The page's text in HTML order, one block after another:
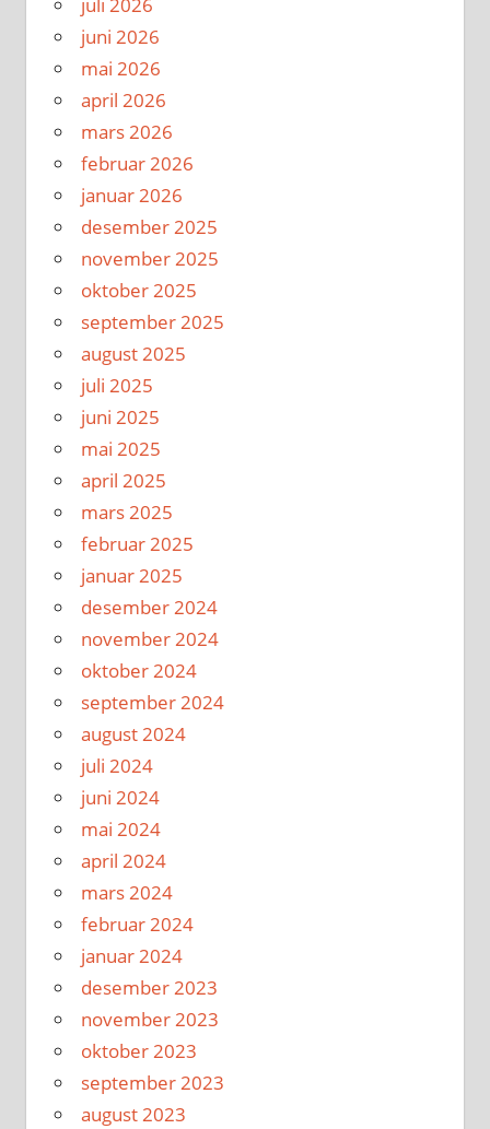
juli 2026
juni 2026
mai 2026
april 2026
mars 2026
februar 2026
januar 2026
desember 2025
november 2025
oktober 2025
september 2025
august 2025
juli 2025
juni 2025
mai 2025
april 2025
mars 2025
februar 2025
januar 2025
desember 2024
november 2024
oktober 2024
september 2024
august 2024
juli 2024
juni 2024
mai 2024
april 2024
mars 2024
februar 2024
januar 2024
desember 2023
november 2023
oktober 2023
september 2023
august 2023